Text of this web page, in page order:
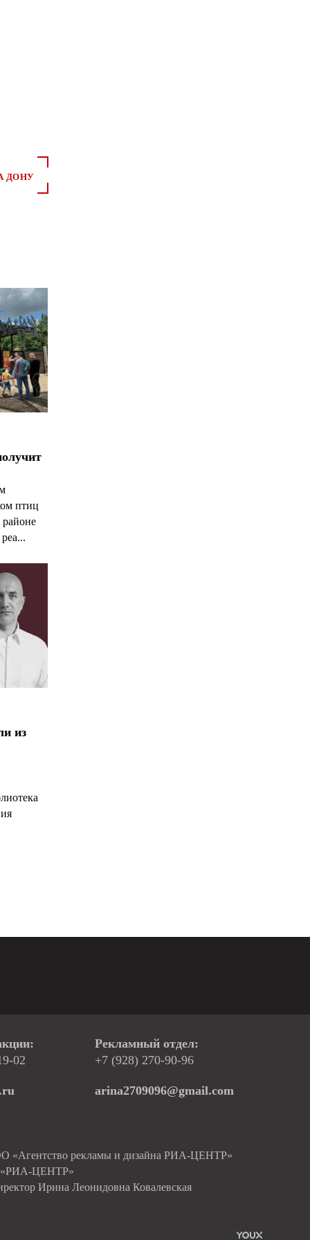
ДОНУ
птиц
из
02
Рекламный отдел:
+7 (928) 270-90-96
arina2709096@gmail.com
«Агентство рекламы и дизайна РИА-ЦЕНТР»
«РИА-ЦЕНТР»
Ирина Леонидовна Ковалевская